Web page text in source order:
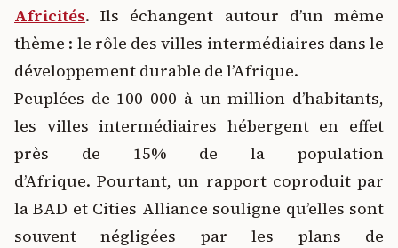
Africités.Ils échangent autour d’un même
thème : le rôle des villes intermédiaires dans le
développement durable de l’Afrique.
Peuplées de 100 000 à un million d’habitants,
les villes intermédiaires hébergent en effet
près de 15% de la population
d’Afrique. Pourtant, un rapport coproduit par
la BAD et Cities Alliance souligne qu’elles sont
souvent négligées par les plans de